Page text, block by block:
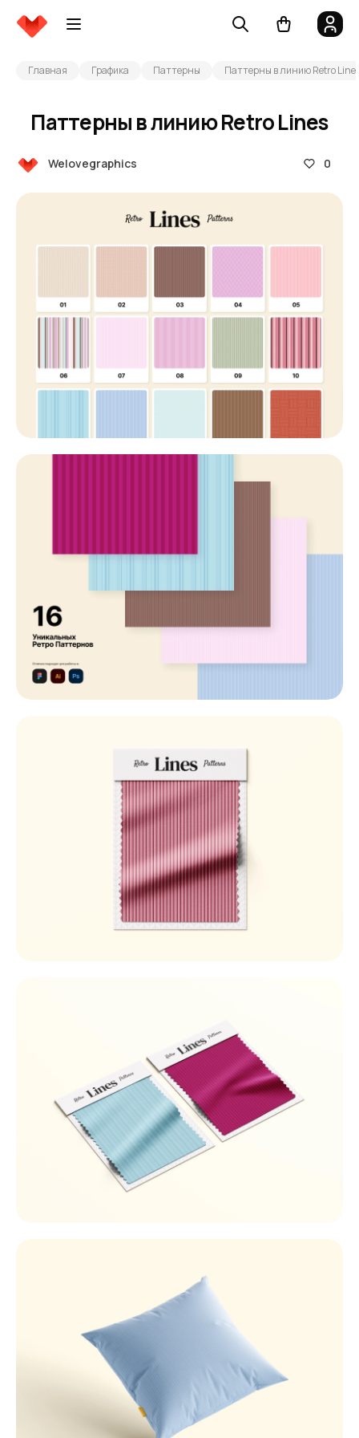
Главная Графика Паттерны Паттерны в линию Retro
Паттерны в линию Retro Lines
Welovegraphics 0